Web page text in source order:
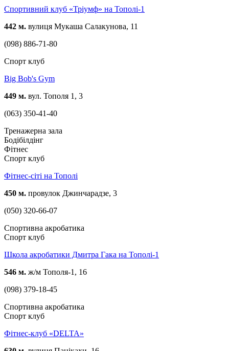
Спортивний клуб «Тріумф» на Тополі-1
442 м. вулиця Мукаша Салакунова, 11
(098) 886-71-80
Спорт клуб
Big Bob's Gym
449 м. вул. Тополя 1, 3
(063) 350-41-40
Тренажерна зала
Бодібілдінг
Фітнес
Спорт клуб
Фітнес-сіті на Тополі
450 м. провулок Джинчарадзе, 3
(050) 320-66-07
Спортивна акробатика
Спорт клуб
Школа акробатики Дмитра Гака на Тополі-1
546 м. ж/м Тополя-1, 16
(098) 379-18-45
Спортивна акробатика
Спорт клуб
Фітнес-клуб «DELTA»